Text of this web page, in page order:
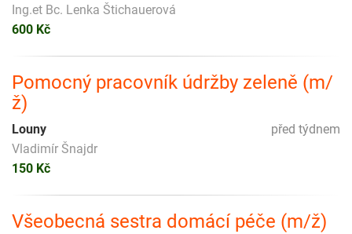
Ing.et Bc. Lenka Štichauerová
600 Kč
Pomocný pracovník údržby zeleně (m/
ž)
před týdnem
Louny
Vladimír Šnajdr
150 Kč
Všeobecná sestra domácí péče (m/ž)